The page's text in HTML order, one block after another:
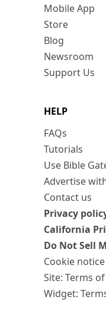
Mobile App
Store
Blog
Newsroom
Support Us
HELP
FAQs
Tutorials
Use Bible
Advertise
Contact us
Privacy
California
Do Not Sell
Cookie notice
Site: Terms
Widget: